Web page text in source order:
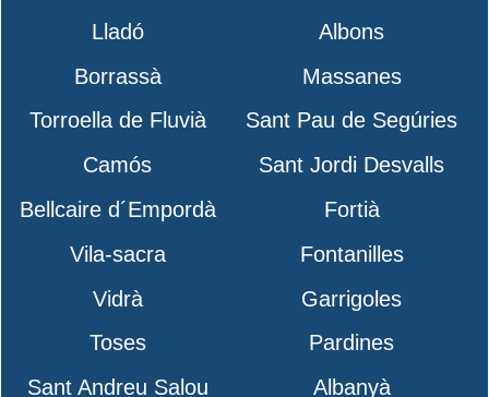
Lladó
Albons
Borrassà
Massanes
Torroella de Fluvià
Sant Pau de Segúries
Camós
Sant Jordi Desvalls
Bellcaire d´Empordà
Fortià
Vila-sacra
Fontanilles
Vidrà
Garrigoles
Toses
Pardines
Sant Andreu Salou
Albanyà